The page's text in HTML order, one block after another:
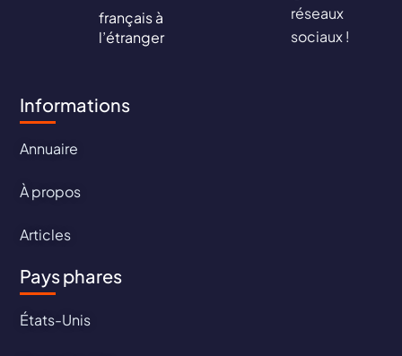
français à
l’étranger
réseaux
sociaux !
Informations
Annuaire
À propos
Articles
Pays phares
États-Unis